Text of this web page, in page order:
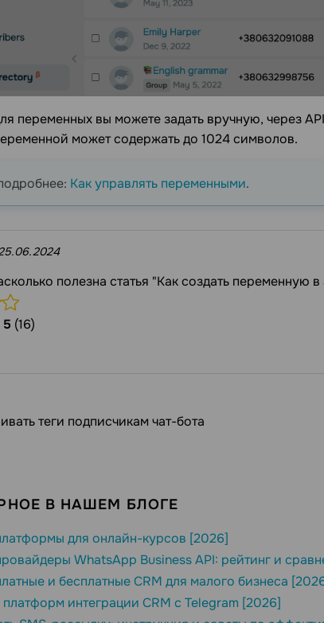
переменных вы можете задать вручную, через
может содержать до 1024 символов.
Как управлять переменными.
полезна статья "Как создать переменную
5 (16)
теги подписчикам чат-бота
В НАШЕМ БЛОГЕ
для онлайн-курсов [2026]
WhatsApp Business API: рейтинг и
и бесплатные CRM для малого бизнеса
интеграции CRM с Telegram [2026]